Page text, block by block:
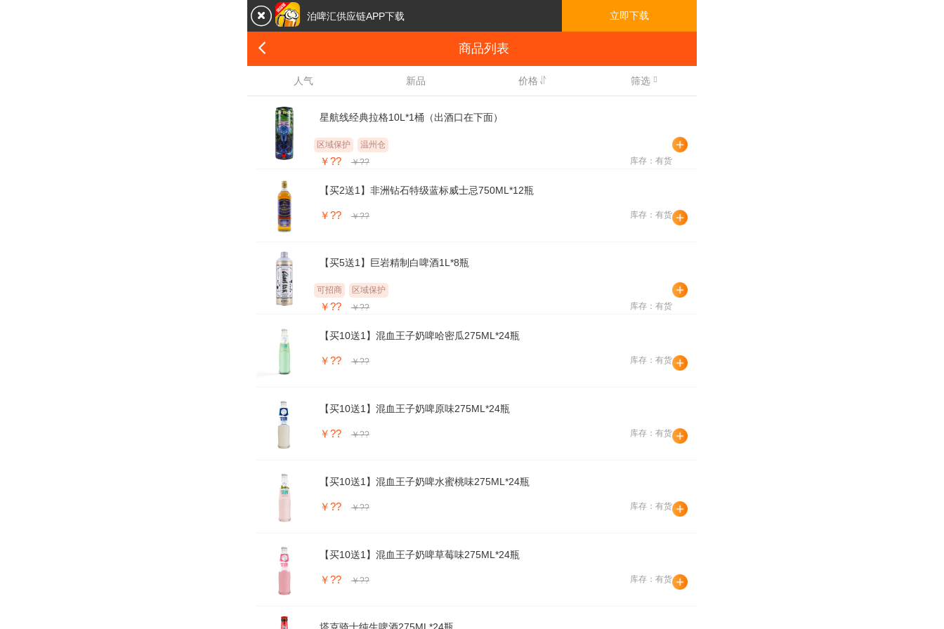
 商品列表
人气 新品 价格 筛选
星航线经典拉格10L*1桶（出酒口在下面）
区域保护 温州仓
￥?? ￥?? 库存：有货
【买2送1】非洲钻石特级蓝标威士忌750ML*12瓶
￥?? ￥?? 库存：有货
【买5送1】巨岩精制白啤酒1L*8瓶
可招商 区域保护
￥?? ￥?? 库存：有货
【买10送1】混血王子奶啤哈密瓜275ML*24瓶
￥?? ￥?? 库存：有货
【买10送1】混血王子奶啤原味275ML*24瓶
￥?? ￥?? 库存：有货
【买10送1】混血王子奶啤水蜜桃味275ML*24瓶
￥?? ￥?? 库存：有货
【买10送1】混血王子奶啤草莓味275ML*24瓶
￥?? ￥?? 库存：有货
 泊啤汇供应链APP下载 立即下载